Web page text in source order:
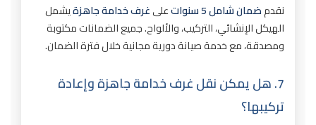
نقدمضمان شامل 5 سنوات علىغرف خدامة جاهزةيشمل
الهيكل الإنشائي، التركيب، والألواح. جميع الضمانات مكتوبة
ومصدقة، مع خدمة صيانة دورية مجانية خلال فترة الضمان.
7. هل يمكن نقل غرف خدامة جاهزة وإعادة
تركيبها؟